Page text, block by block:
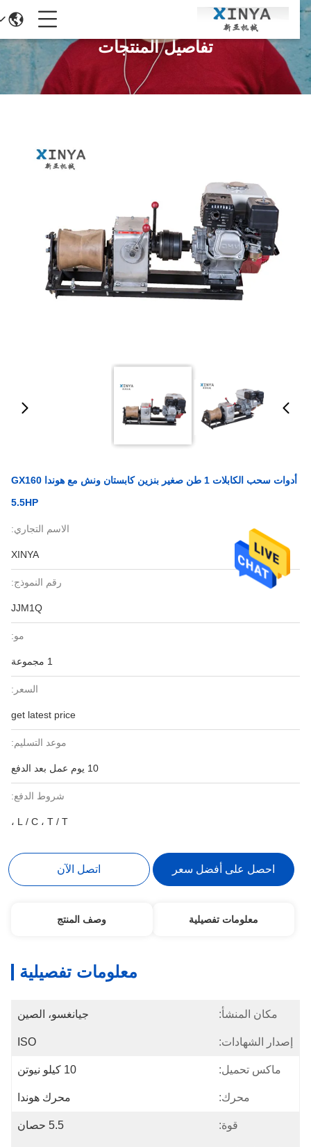
تفاصيل المنتجات
أدوات سحب الكابلات 1 طن صغير بنزين كابستان ونش مع هوندا GX160
5.5HP
الاسم التجاري:
XINYA
رقم النموذج:
JJM1Q
مو:
السعر:
get latest price
موعد التسليم:
10 يوم عمل بعد الدفع
شروط الدفع:
L / C ، T / T ،
احصل على أفضل سعر اتصل الآن
معلومات تفصيلية وصف المنتج
معلومات تفصيلية
مكان المنشأ: جيانغسو، الصين
إصدار الشهادات: ISO
ماكس تحميل: 10 كيلو نيوتن
محرك: محرك هوندا
قوة: 5.5 حصان